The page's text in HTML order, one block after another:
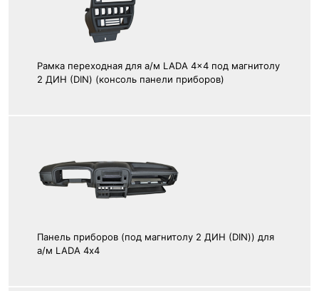
Рамка переходная для а/м LADA 4x4 под магнитолу
2 ДИН (DIN) (консоль панели приборов)
Панель приборов (под магнитолу 2 ДИН (DIN)) для
а/м LADA 4х4